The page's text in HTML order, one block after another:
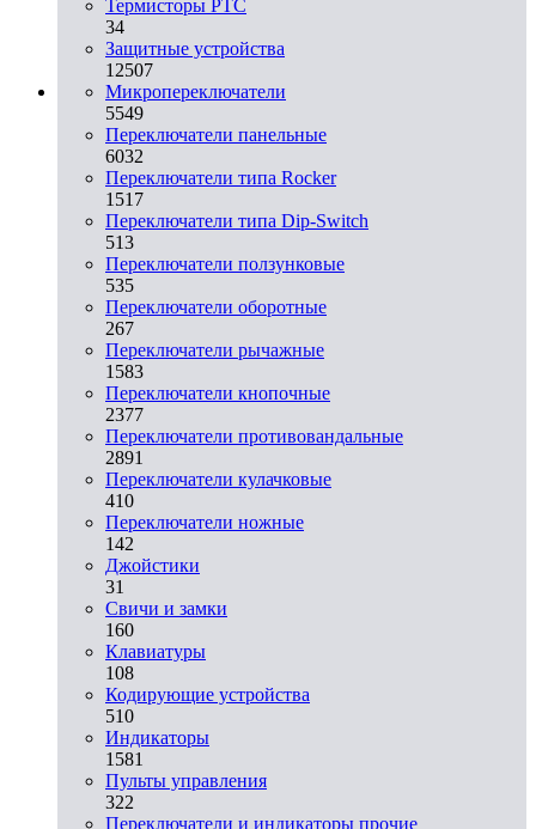
Термисторы PTC
34
Защитные устройства
12507
Микропереключатели
5549
Переключатели панельные
6032
Переключатели типа Rocker
1517
Переключатели типа Dip-Switch
513
Переключатели ползунковые
535
Переключатели оборотные
267
Переключатели рычажные
1583
Переключатели кнопочные
2377
Переключатели противовандальные
2891
Переключатели кулачковые
410
Переключатели ножные
142
Джойстики
31
Свичи и замки
160
Клавиатуры
108
Кодирующие устройства
510
Индикаторы
1581
Пульты управления
322
Переключатели и индикаторы прочие